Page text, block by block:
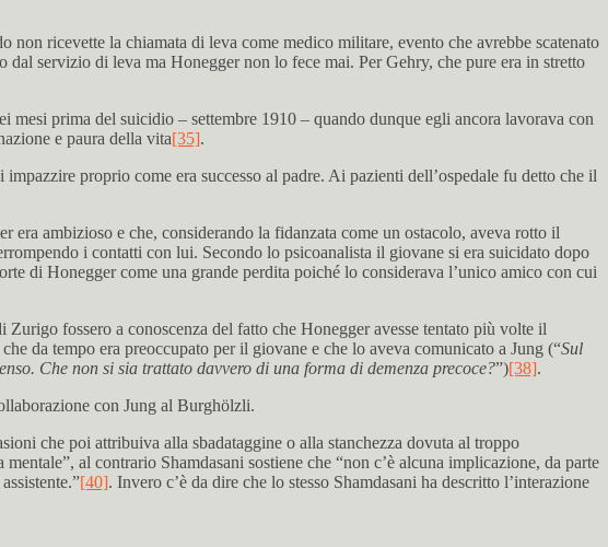
ricevette la chiamata di leva come medico militare, evento che avrebbe scatenato
servizio di leva ma Honegger non lo fece mai. Per Gehry, che pure era in stretto
prima del suicidio – settembre 1910 – quando dunque egli ancora lavorava con
e paura della vita[35].
proprio come era successo al padre. Ai pazienti dell’ospedale fu detto che il
era ambizioso e che, considerando la fidanzata come un ostacolo, aveva rotto il
i contatti con lui. Secondo lo psicoanalista il giovane si era suicidato dopo
di Honegger come una grande perdita poiché lo considerava l’unico amico con cui
Zurigo fossero a conoscenza del fatto che Honegger avesse tentato più volte il
da tempo era preoccupato per il giovane e che lo aveva comunicato a Jung (“Sul
Che non si sia trattato davvero di una forma di demenza precoce?”)[38].
con Jung al Burghölzli.
che poi attribuiva alla sbadataggine o alla stanchezza dovuta al troppo
al contrario Shamdasani sostiene che “non c’è alcuna implicazione, da parte
[40]. Invero c’è da dire che lo stesso Shamdasani ha descritto l’interazione